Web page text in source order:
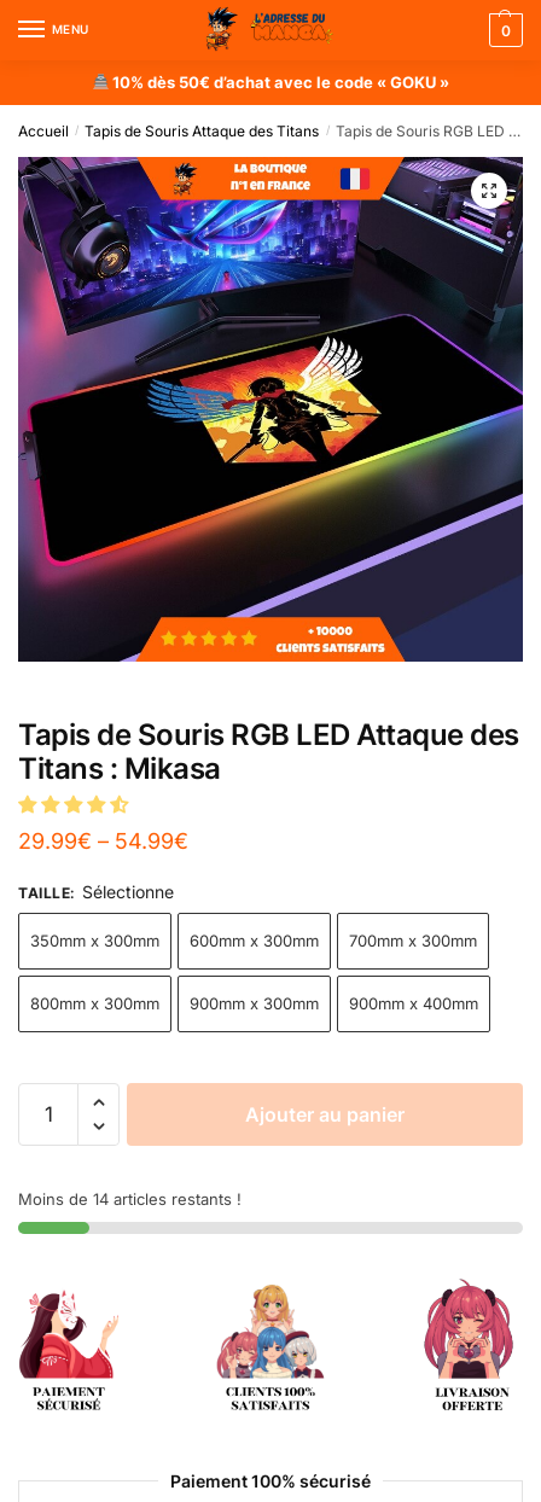
MENU 0
10% dès 50€ d’achat avec le code « GOKU »
Accueil / Tapis de Souris Attaque des Titans / Tapis de Souris RGB LED Attaque des Titans : Mikasa
Tapis de Souris RGB LED Attaque des
Titans : Mikasa
29.99€ – 54.99€
TAILLE: Sélectionne
350mm x 300mm 600mm x 300mm 700mm x 300mm
800mm x 300mm 900mm x 300mm 900mm x 400mm
Ajouter au panier
Moins de 14 articles restants !
Paiement 100% sécurisé